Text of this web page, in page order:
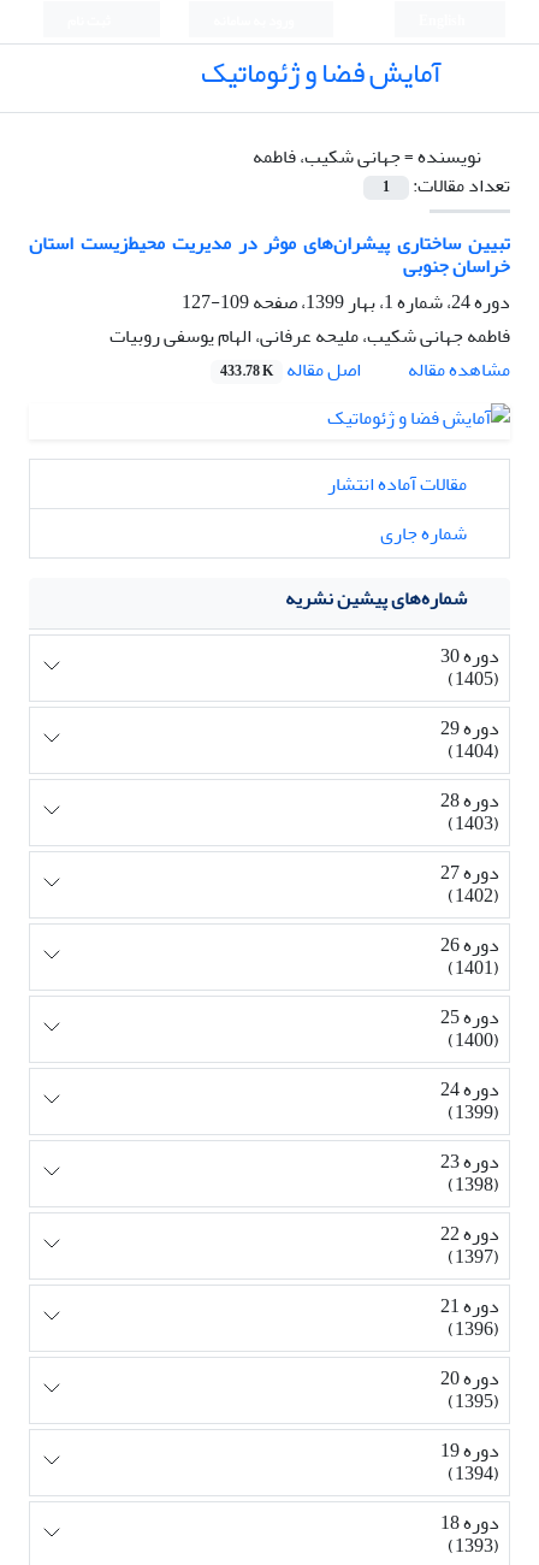
آمایش فضا و ژئوماتیک
نویسنده =جهانی شکیب، فاطمه
تعداد مقالات:
1
تبیین ساختاری پیشران‌های موثر در مدیریت محیط‌زیست استان
خراسان جنوبی
دوره 24، شماره 1، بهار 1399، صفحه
109-127
فاطمه جهانی شکیب، ملیحه عرفانی، الهام یوسفی روبیات
مشاهده مقاله
اصل مقاله 433.78 K
مقالات آماده انتشار
شماره جاری
شماره‌های پیشین نشریه
دوره 30
(1405)
دوره 29
(1404)
دوره 28
(1403)
دوره 27
(1402)
دوره 26
(1401)
دوره 25
(1400)
دوره 24
(1399)
دوره 23
(1398)
دوره 22
(1397)
دوره 21
(1396)
دوره 20
(1395)
دوره 19
(1394)
دوره 18
(1393)